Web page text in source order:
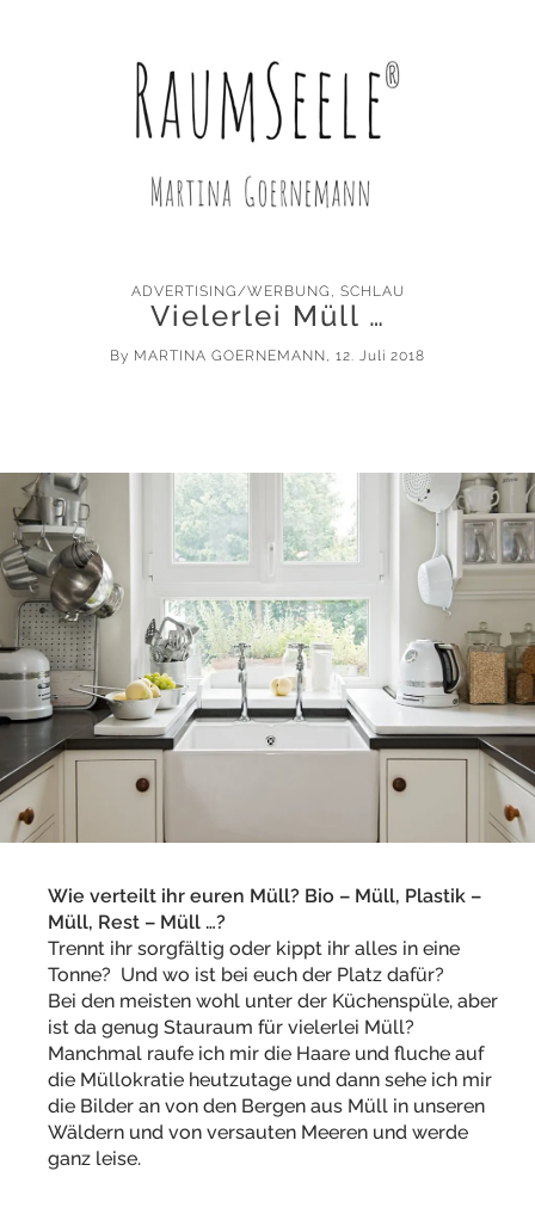
ADVERTISING/WERBUNG , SCHLAU
Vielerlei Müll …
By MARTINA GOERNEMANN , 12. Juli 2018
Wie verteilt ihr euren Müll? Bio – Müll, Plastik –
Müll, Rest – Müll …?
Trennt ihr sorgfältig oder kippt ihr alles in eine
Tonne? Und wo ist bei euch der Platz dafür?
Bei den meisten wohl unter der Küchenspüle, aber
ist da genug Stauraum für vielerlei Müll?
Manchmal raufe ich mir die Haare und fluche auf
die Müllokratie heutzutage und dann sehe ich mir
die Bilder an von den Bergen aus Müll in unseren
Wäldern und von versauten Meeren und werde
ganz leise.